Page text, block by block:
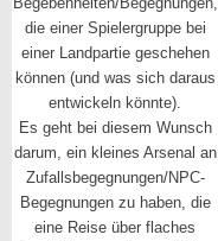
die einer Spielergruppe bei
einer Landpartie geschehen
können (und was sich daraus
entwickeln könnte).
Es geht bei diesem Wunsch
darum, ein kleines Arsenal an
Zufallsbegegnungen/NPC-
Begegnungen zu haben, die
eine Reise über flaches